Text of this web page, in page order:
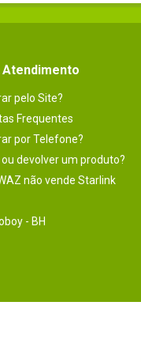
pelo Site?
Frequentes
por Telefone?
devolver um produto?
não vende Starlink
- BH